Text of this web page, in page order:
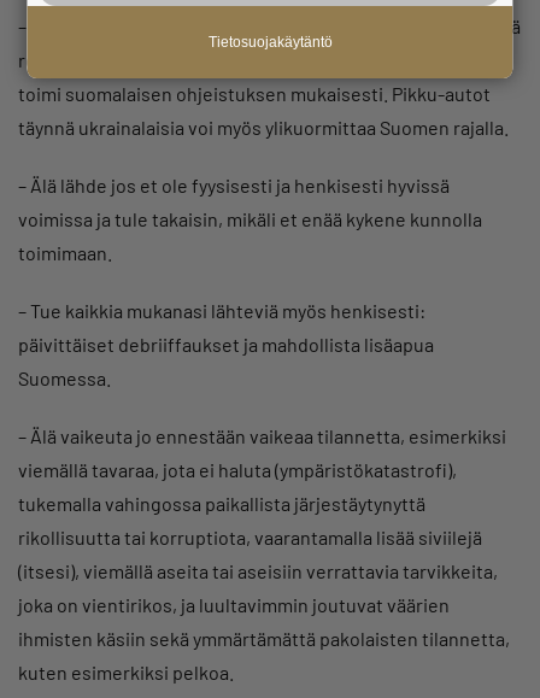
– Mikäli haluat tuoda ukrainalaisia takaisin Suomeen, keskitä
resurssit, toimi yhteistyössä muiden toimijoiden kanssa ja
toimi suomalaisen ohjeistuksen mukaisesti. Pikku-autot
täynnä ukrainalaisia voi myös ylikuormittaa Suomen rajalla.
– Älä lähde jos et ole fyysisesti ja henkisesti hyvissä
voimissa ja tule takaisin, mikäli et enää kykene kunnolla
toimimaan.
– Tue kaikkia mukanasi lähteviä myös henkisesti:
päivittäiset debriiffaukset ja mahdollista lisäapua
Suomessa.
– Älä vaikeuta jo ennestään vaikeaa tilannetta, esimerkiksi
viemällä tavaraa, jota ei haluta (ympäristökatastrofi),
tukemalla vahingossa paikallista järjestäytynyttä
rikollisuutta tai korruptiota, vaarantamalla lisää siviilejä
(itsesi), viemällä aseita tai aseisiin verrattavia tarvikkeita,
joka on vientirikos, ja luultavimmin joutuvat väärien
ihmisten käsiin sekä ymmärtämättä pakolaisten tilannetta,
kuten esimerkiksi pelkoa.
Tietosuojakäytäntö